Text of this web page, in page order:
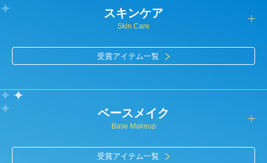
スキンケア
Skin Care
受賞アイテム一覧
ベースメイク
Base Makeup
受賞アイテム一覧